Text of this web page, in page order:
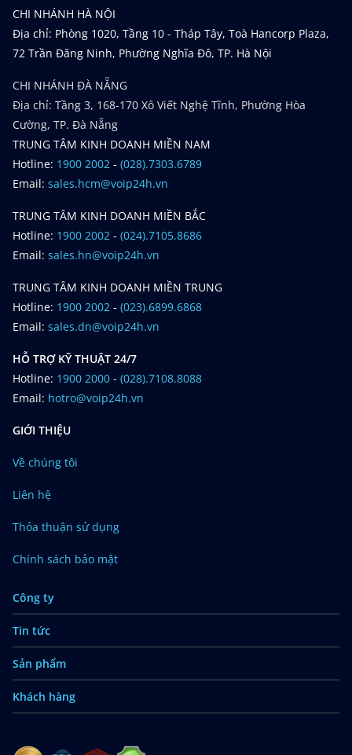
CHI NHÁNH HÀ NỘI
Địa chỉ: Phòng 1020, Tầng 10 - Tháp Tây, Toà Hancorp Plaza,
72 Trần Đăng Ninh, Phường Nghĩa Đô, TP. Hà Nội
CHI NHÁNH ĐÀ NẴNG
Địa chỉ: Tầng 3, 168-170 Xô Viết Nghệ Tĩnh, Phường Hòa
Cường, TP. Đà Nẵng
TRUNG TÂM KINH DOANH MIỀN NAM
Hotline: 1900 2002 - (028).7303.6789
Email: sales.hcm@voip24h.vn
TRUNG TÂM KINH DOANH MIỀN BẮC
Hotline: 1900 2002 - (024).7105.8686
Email: sales.hn@voip24h.vn
TRUNG TÂM KINH DOANH MIỀN TRUNG
Hotline: 1900 2002 - (023).6899.6868
Email: sales.dn@voip24h.vn
HỖ TRỢ KỸ THUẬT 24/7
Hotline: 1900 2000 - (028).7108.8088
Email: hotro@voip24h.vn
GIỚI THIỆU
Về chúng tôi
Liên hệ
Thỏa thuận sử dụng
Chính sách bảo mật
Công ty
Tin tức
Sản phẩm
Khách hàng